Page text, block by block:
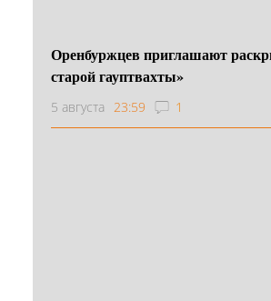
Оренбуржцев приглашают
старой гауптвахты»
5 августа 23:59 1